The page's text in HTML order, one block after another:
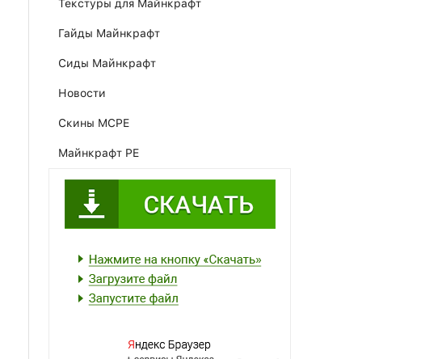
Текстуры для Майнкрафт
Гайды Майнкрафт
Сиды Майнкрафт
Новости
Скины MCPE
Майнкрафт PE